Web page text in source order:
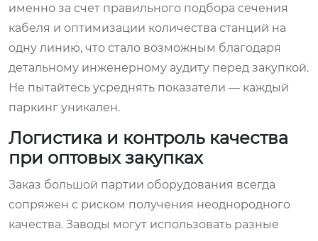
именно за счет правильного подбора сечения
кабеля и оптимизации количества станций на
одну линию, что стало возможным благодаря
детальному инженерному аудиту перед закупкой.
Не пытайтесь усреднять показатели — каждый
паркинг уникален.
Логистика и контроль качества
при оптовых закупках
Заказ большой партии оборудования всегда
сопряжен с риском получения неоднородного
качества. Заводы могут использовать разные